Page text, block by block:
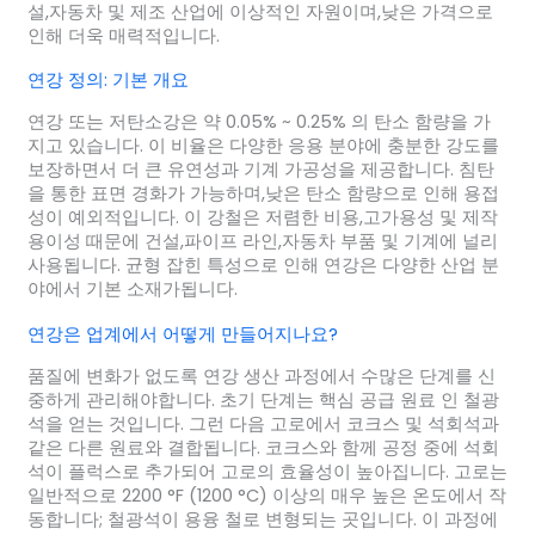
설,자동차 및 제조 산업에 이상적인 자원이며,낮은 가격으로
인해 더욱 매력적입니다.
연강 정의: 기본 개요
연강 또는 저탄소강은 약 0.05% ~ 0.25% 의 탄소 함량을 가
지고 있습니다. 이 비율은 다양한 응용 분야에 충분한 강도를
보장하면서 더 큰 유연성과 기계 가공성을 제공합니다. 침탄
을 통한 표면 경화가 가능하며,낮은 탄소 함량으로 인해 용접
성이 예외적입니다. 이 강철은 저렴한 비용,고가용성 및 제작
용이성 때문에 건설,파이프 라인,자동차 부품 및 기계에 널리
사용됩니다. 균형 잡힌 특성으로 인해 연강은 다양한 산업 분
야에서 기본 소재가됩니다.
연강은 업계에서 어떻게 만들어지나요?
품질에 변화가 없도록 연강 생산 과정에서 수많은 단계를 신
중하게 관리해야합니다. 초기 단계는 핵심 공급 원료 인 철광
석을 얻는 것입니다. 그런 다음 고로에서 코크스 및 석회석과
같은 다른 원료와 결합됩니다. 코크스와 함께 공정 중에 석회
석이 플럭스로 추가되어 고로의 효율성이 높아집니다. 고로는
일반적으로 2200 °F (1200 °C) 이상의 매우 높은 온도에서 작
동합니다; 철광석이 용융 철로 변형되는 곳입니다. 이 과정에